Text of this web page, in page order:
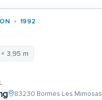
1992
× 3,95 m
83230 Bormes Les Mimosas